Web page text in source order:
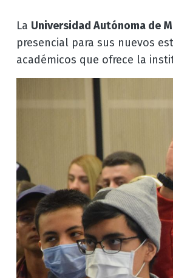
La Universidad Autónoma de
presencial para sus nuevos
académicos que ofrece la